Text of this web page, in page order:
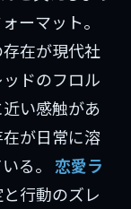
ーマット。
在が現代社
ドのフロル
い感触があ
が日常に溶
る。 恋愛ラ
行動のズレ